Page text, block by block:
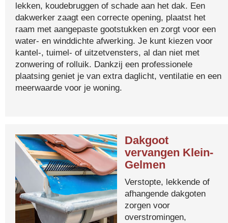
lekken, koudebruggen of schade aan het dak. Een
dakwerker zaagt een correcte opening, plaatst het
raam met aangepaste gootstukken en zorgt voor een
water- en winddichte afwerking. Je kunt kiezen voor
kantel-, tuimel- of uitzetvensters, al dan niet met
zonwering of rolluik. Dankzij een professionele
plaatsing geniet je van extra daglicht, ventilatie en een
meerwaarde voor je woning.
Dakgoot
vervangen Klein-
Gelmen
Verstopte, lekkende of
afhangende dakgoten
zorgen voor
overstromingen,